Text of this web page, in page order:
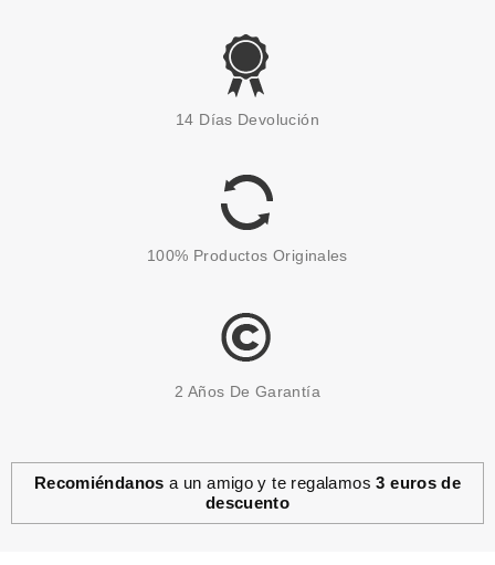
ESSENCE
ESSENCE BARRA DE LABIOS
MATT MATT MATT VIBRANT
2.09€
ESSENCE
14 Días Devolución
100% Productos Originales
2 Años De Garantía
Recomiéndanos a un amigo y te regalamos3 euros de
descuento